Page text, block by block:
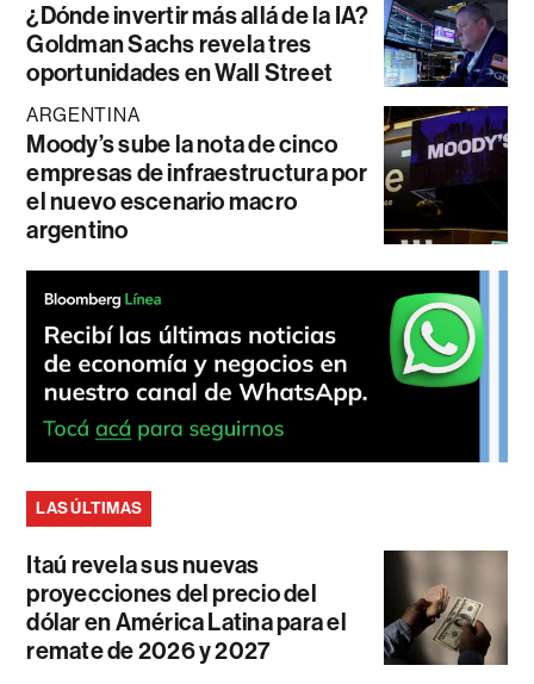
¿Dónde invertir más allá de la IA?
Goldman Sachs revela tres
oportunidades en Wall Street
ARGENTINA
Moody’s sube la nota de cinco
empresas de infraestructura por
el nuevo escenario macro
argentino
LAS ÚLTIMAS
Itaú revela sus nuevas
proyecciones del precio del
dólar en América Latina para el
remate de 2026 y 2027